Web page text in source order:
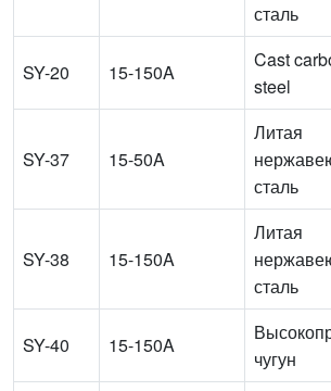
сталь
SY-20 15-150A
Cast
steel
SY-37 15-50A
Литая
сталь
SY-38 15-150A
Литая
сталь
SY-40 15-150A
чугун